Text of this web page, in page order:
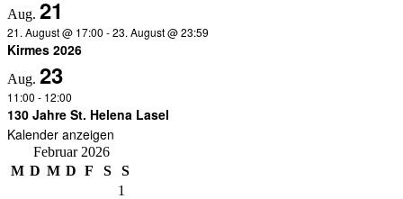
Aug. 21
21. August @ 17:00 -23. August @ 23:59
Kirmes 2026
Aug. 23
11:00 - 12:00
130 Jahre St. Helena Lasel
Kalender anzeigen
Februar 2026
M D M D F S
S
1